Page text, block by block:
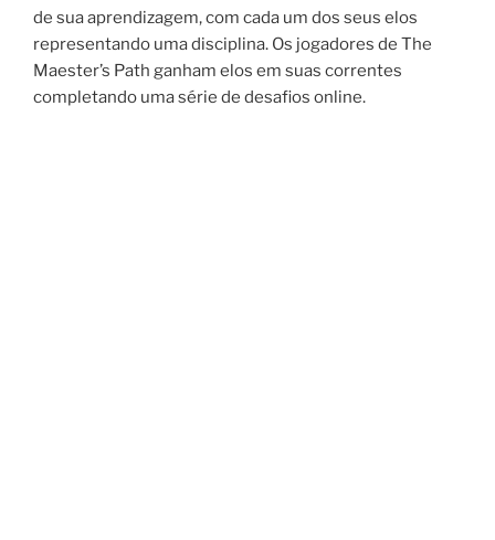
de sua aprendizagem, com cada um dos seus elos
representando uma disciplina. Os jogadores de The
Maester’s Path ganham elos em suas correntes
completando uma série de desafios online.